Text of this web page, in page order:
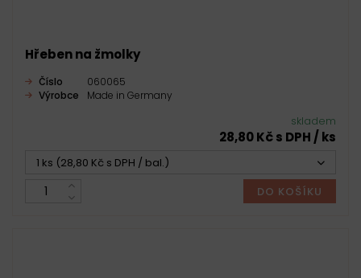
Hřeben na žmolky
Číslo
060065
Výrobce
Made in Germany
skladem
28,80 Kč s DPH / ks
1 ks (28,80 Kč s DPH / bal.)
DO KOŠÍKU